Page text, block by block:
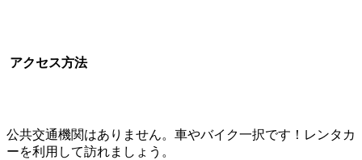
アクセス方法
公共交通機関はありません。車やバイク一択です！レンタカ
ーを利用して訪れましょう。